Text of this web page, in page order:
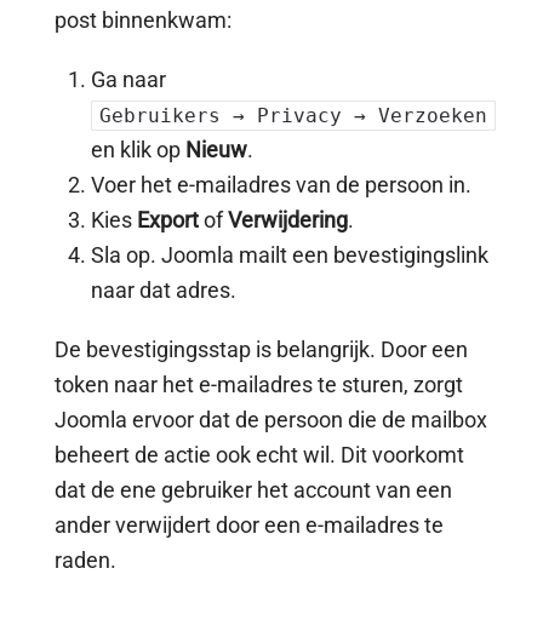
post binnenkwam:
Ga naar
Gebruikers → Privacy → Verzoeken
en klik op Nieuw.
Voer het e-mailadres van de persoon in.
Kies ExportofVerwijdering.
Sla op. Joomla mailt een bevestigingslink
naar dat adres.
De bevestigingsstap is belangrijk. Door een
token naar het e-mailadres te sturen, zorgt
Joomla ervoor dat de persoon die de mailbox
beheert de actie ook echt wil. Dit voorkomt
dat de ene gebruiker het account van een
ander verwijdert door een e-mailadres te
raden.